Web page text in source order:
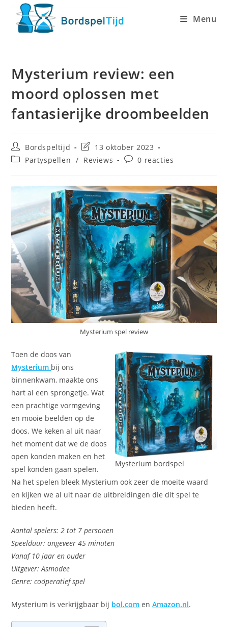
inhoud
Menu
Mysterium review: een
moord oplossen met
fantasierijke droombeelden
Bericht
auteur:
Bordspeltijd
Laatste
wijziging
in
13 oktober 2023
Berichtcategorie:
Partyspellen / Reviews
Bericht0 reacties
Mysterium spel review
Mysterium bordspel
Toen de doos van
Mysterium bij ons
binnenkwam, maakte ons
hart al een sprongetje. Wat
een prachtige vormgeving
en mooie beelden op de
doos. We keken al uit naar
het moment dat we de doos
open konden maken en het
spel konden gaan spelen.
Na het spelen bleek Mysterium ook zeer de moeite waard
en kijken we al uit naar de uitbreidingen die dit spel te
bieden heeft.
Aantal spelers: 2 tot 7 personen
Speelduur: ongeveer 45 minuten
Vanaf 10 jaar en ouder
Uitgever: Asmodee
Genre: coöperatief spel
Mysterium is verkrijgbaar bij bol.com enAmazon.nl.